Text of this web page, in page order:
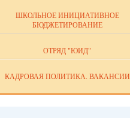
ШКОЛЬНОЕ ИНИЦИАТИВНОЕ
БЮДЖЕТИРОВАНИЕ
ОТРЯД "ЮИД"
КАДРОВАЯ ПОЛИТИКА. ВАКАНСИИ